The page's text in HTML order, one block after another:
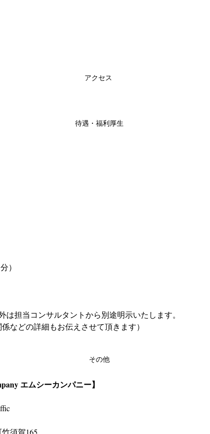
アクセス
待遇・福利厚生
）
は担当コンサルタントから別途明示いたします。
係などの詳細もお伝えさせて頂きます）
その他
エムシーカンパニー】
須賀165